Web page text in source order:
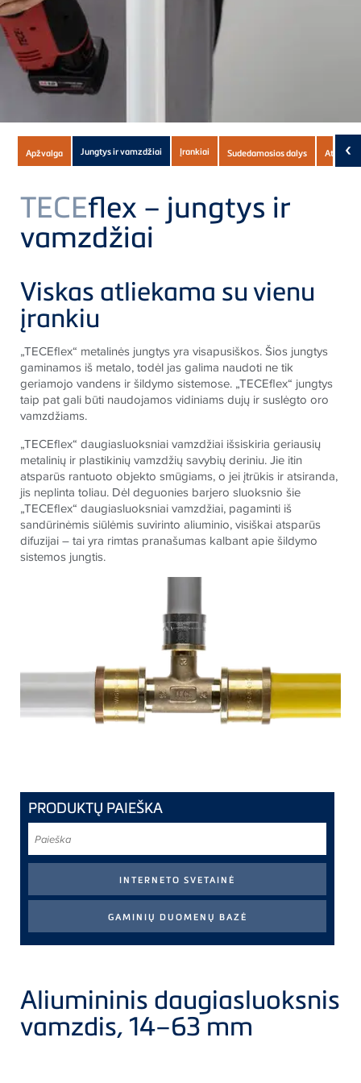
Subnavigation
of
current
Product
Apžvalga Jungtys ir vamzdžiai Įrankiai Sudedamosios dalys ‹
TECEflex – jungtys ir
vamzdžiai
Viskas atliekama su vienu
įrankiu
„TECEflex“ metalinės jungtys yra visapusiškos. Šios jungtys
gaminamos iš metalo, todėl jas galima naudoti ne tik
geriamojo vandens ir šildymo sistemose. „TECEflex“ jungtys
taip pat gali būti naudojamos vidiniams dujų ir suslėgto oro
vamzdžiams.
„TECEflex“ daugiasluoksniai vamzdžiai išsiskiria geriausių
metalinių ir plastikinių vamzdžių savybių deriniu. Jie itin
atsparūs rantuoto objekto smūgiams, o jei įtrūkis ir atsiranda,
jis neplinta toliau. Dėl deguonies barjero sluoksnio šie
„TECEflex“ daugiasluoksniai vamzdžiai, pagaminti iš
sandūrinėmis siūlėmis suvirinto aliuminio, visiškai atsparūs
difuzijai – tai yra rimtas pranašumas kalbant apie šildymo
sistemos jungtis.
PRODUKTŲ PAIEŠKA
Aliumininis daugiasluoksnis
vamzdis, 14–63 mm